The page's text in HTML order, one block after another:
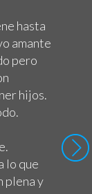
hasta
amante
pero
hijos.
lo que
plena y